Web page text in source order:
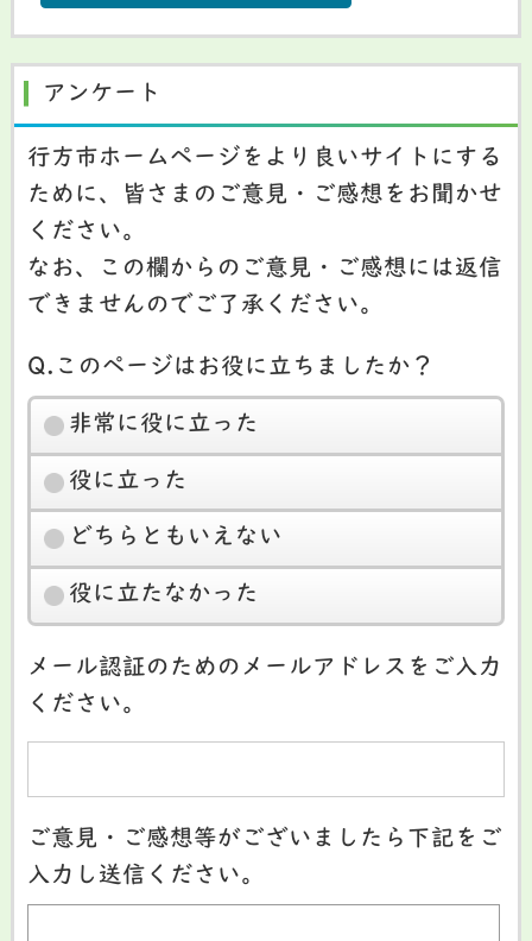
アンケート
行方市ホームページをより良いサイトにする
ために、皆さまのご意見・ご感想をお聞かせ
ください。
なお、この欄からのご意見・ご感想には返信
できませんのでご了承ください。
Q.このページはお役に立ちましたか？
非常に役に立った
役に立った
どちらともいえない
役に立たなかった
メール認証のためのメールアドレスをご入力
ください。
ご意見・ご感想等がございましたら下記をご
入力し送信ください。